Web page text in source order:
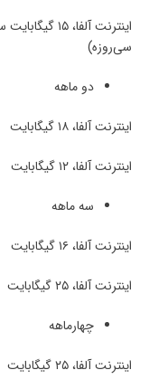
سی‌روزه)
دو ماهه
اینترنت آلفا، ۱۸ گیگابایت
اینترنت آلفا، ۱۲ گیگابایت
سه ماهه
اینترنت آلفا، ۱۶ گیگابایت
اینترنت آلفا، ۲۵ گیگابایت
چهارماهه
اینترنت آلفا، ۲۵ گیگابایت